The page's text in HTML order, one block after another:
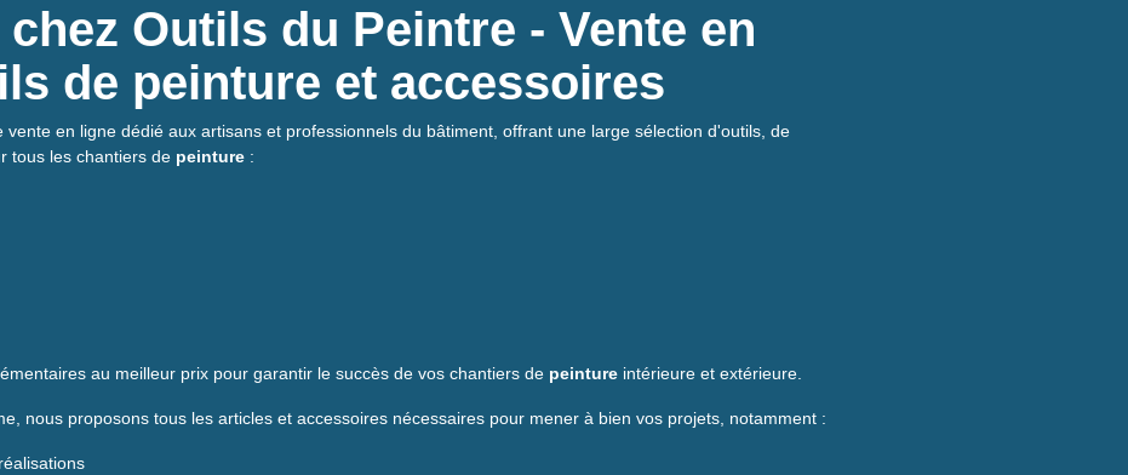
Outils du Peintre - Vente en
de peinture et accessoires
vente en ligne dédié aux artisans et professionnels du bâtiment, offrant une large sélection d'outils, de
tous les chantiers de peinture :
au meilleur prix pour garantir le succès de vos chantiers de peinture intérieure et extérieure.
nous proposons tous les articles et accessoires nécessaires pour mener à bien vos projets, notamment :